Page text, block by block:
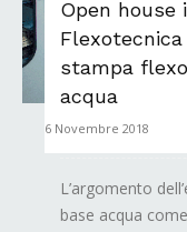
Open house
stampa
acqua
6 Novembre 2018
L’argomento
base acqua